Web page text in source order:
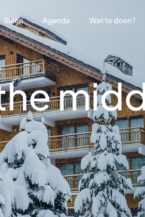
Skiën Agenda Wat te doen?